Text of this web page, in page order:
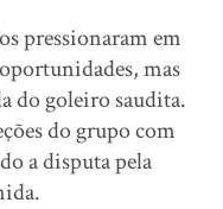
pressionaram em
mas
do goleiro saudita.
do grupo com
a disputa pela